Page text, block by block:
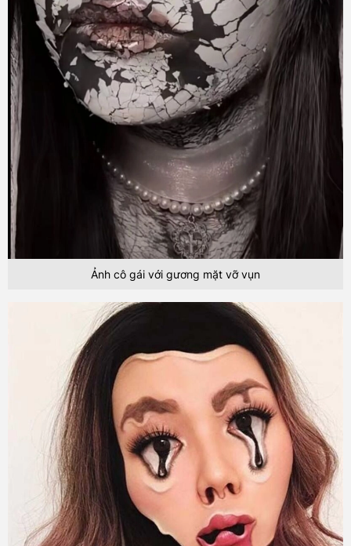
Ảnh cô gái với gương mặt vỡ vụn